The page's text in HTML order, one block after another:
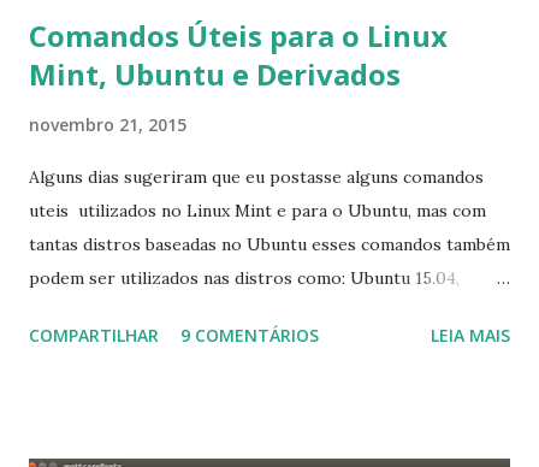
Comandos Úteis para o Linux
Mint, Ubuntu e Derivados
novembro 21, 2015
Alguns dias sugeriram que eu postasse alguns comandos
uteis utilizados no Linux Mint e para o Ubuntu, mas com
tantas distros baseadas no Ubuntu esses comandos também
podem ser utilizados nas distros como: Ubuntu 15.04,
Linux Mint 17, Pinguy OS 14.04, Elementary OS 0.3, Deepin
COMPARTILHAR 9 COMENTÁRIOS LEIA MAIS